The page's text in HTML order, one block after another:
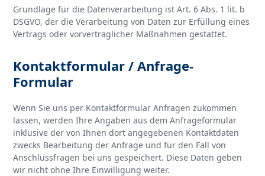
Grundlage für die Datenverarbeitung ist Art. 6 Abs. 1 lit. b
DSGVO, der die Verarbeitung von Daten zur Erfüllung eines
Vertrags oder vorvertraglicher Maßnahmen gestattet.
Kontaktformular / Anfrage-
Formular
Wenn Sie uns per Kontaktformular Anfragen zukommen
lassen, werden Ihre Angaben aus dem Anfrageformular
inklusive der von Ihnen dort angegebenen Kontaktdaten
zwecks Bearbeitung der Anfrage und für den Fall von
Anschlussfragen bei uns gespeichert. Diese Daten geben
wir nicht ohne Ihre Einwilligung weiter.